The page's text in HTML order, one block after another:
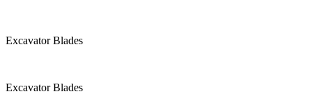
Excavator Blades
Excavator Blades